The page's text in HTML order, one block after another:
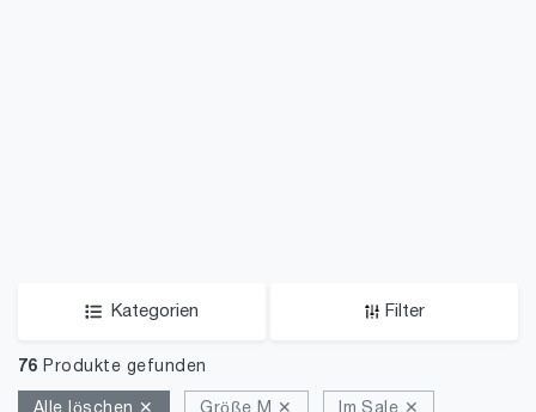
Kategorien Filter
76 Produkte gefunden